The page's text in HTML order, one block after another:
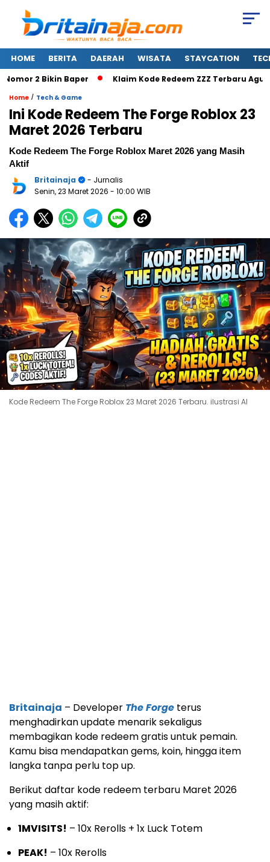
HOME BERITA DAERAH WISATA STAYCATION
2 Bikin Baper Klaim Kode Redeem ZZZ Terbaru
Home / Tech & Game
Ini Kode Redeem The Forge Roblox 23
Maret 2026 Terbaru
Kode Redeem The Forge Roblox Maret 2026 yang Masih
Aktif
Britainaja
- Jurnalis
Senin, 23 Maret 2026 - 10:00 WIB
Kode Redeem The Forge Roblox 23 Maret 2026 Terbaru. ilustrasi AI
Britainaja – Developer The Forge terus
menghadirkan update menarik sekaligus
membagikan kode redeem gratis untuk pemain.
Kamu bisa mendapatkan gems, koin, hingga item
langka tanpa perlu top up.
Berikut daftar kode redeem terbaru Maret 2026
yang masih aktif:
1MVISITS! – 10x Rerolls + 1x Luck Totem
PEAK! – 10x Rerolls